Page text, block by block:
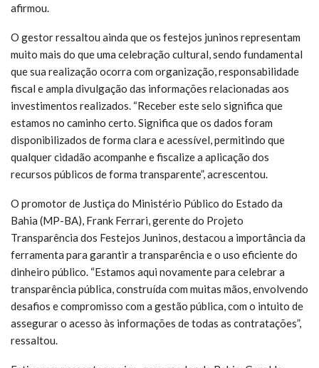
afirmou.
O gestor ressaltou ainda que os festejos juninos representam
muito mais do que uma celebração cultural, sendo fundamental
que sua realização ocorra com organização, responsabilidade
fiscal e ampla divulgação das informações relacionadas aos
investimentos realizados. “Receber este selo significa que
estamos no caminho certo. Significa que os dados foram
disponibilizados de forma clara e acessível, permitindo que
qualquer cidadão acompanhe e fiscalize a aplicação dos
recursos públicos de forma transparente”, acrescentou.
O promotor de Justiça do Ministério Público do Estado da
Bahia (MP-BA), Frank Ferrari, gerente do Projeto
Transparência dos Festejos Juninos, destacou a importância da
ferramenta para garantir a transparência e o uso eficiente do
dinheiro público. “Estamos aqui novamente para celebrar a
transparência pública, construída com muitas mãos, envolvendo
desafios e compromisso com a gestão pública, com o intuito de
assegurar o acesso às informações de todas as contratações”,
ressaltou.